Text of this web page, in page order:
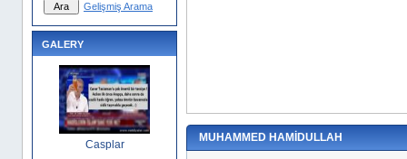
Gelişmiş Arama
GALERY
Casplar
MUHAMMED HAMİDULLAH